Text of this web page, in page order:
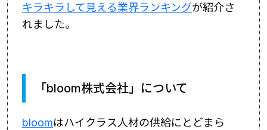
キラキラして見える業界ランキングが紹介さ
れました。
「bloom株式会社」について
bloomはハイクラス人材の供給にとどまら